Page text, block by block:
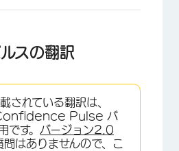
スの翻訳
されている翻訳は、
Pulse バ
す。 バージョン2.0
問はありませんので、こ